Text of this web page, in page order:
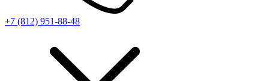
+7 (812) 951-88-48